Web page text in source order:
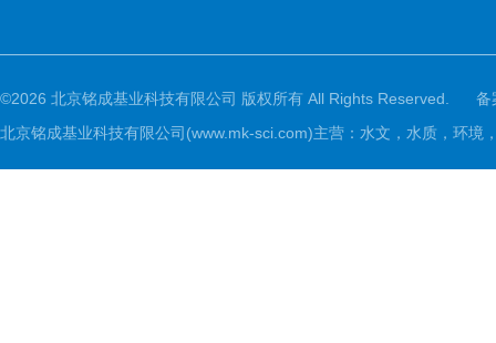
©2026 北京铭成基业科技有限公司 版权所有 All Rights Reserved.
备
北京铭成基业科技有限公司(www.mk-sci.com)主营：水文，水质，环境